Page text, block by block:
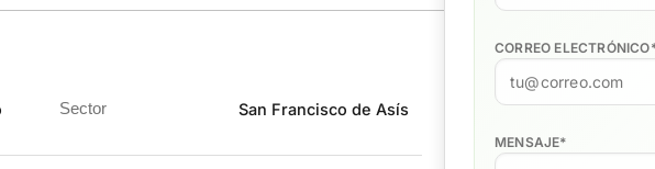
se convierte en una excelente opción para
Sector San Francisco de Asís
CORREO ELECTRÓNICO
MENSAJE*